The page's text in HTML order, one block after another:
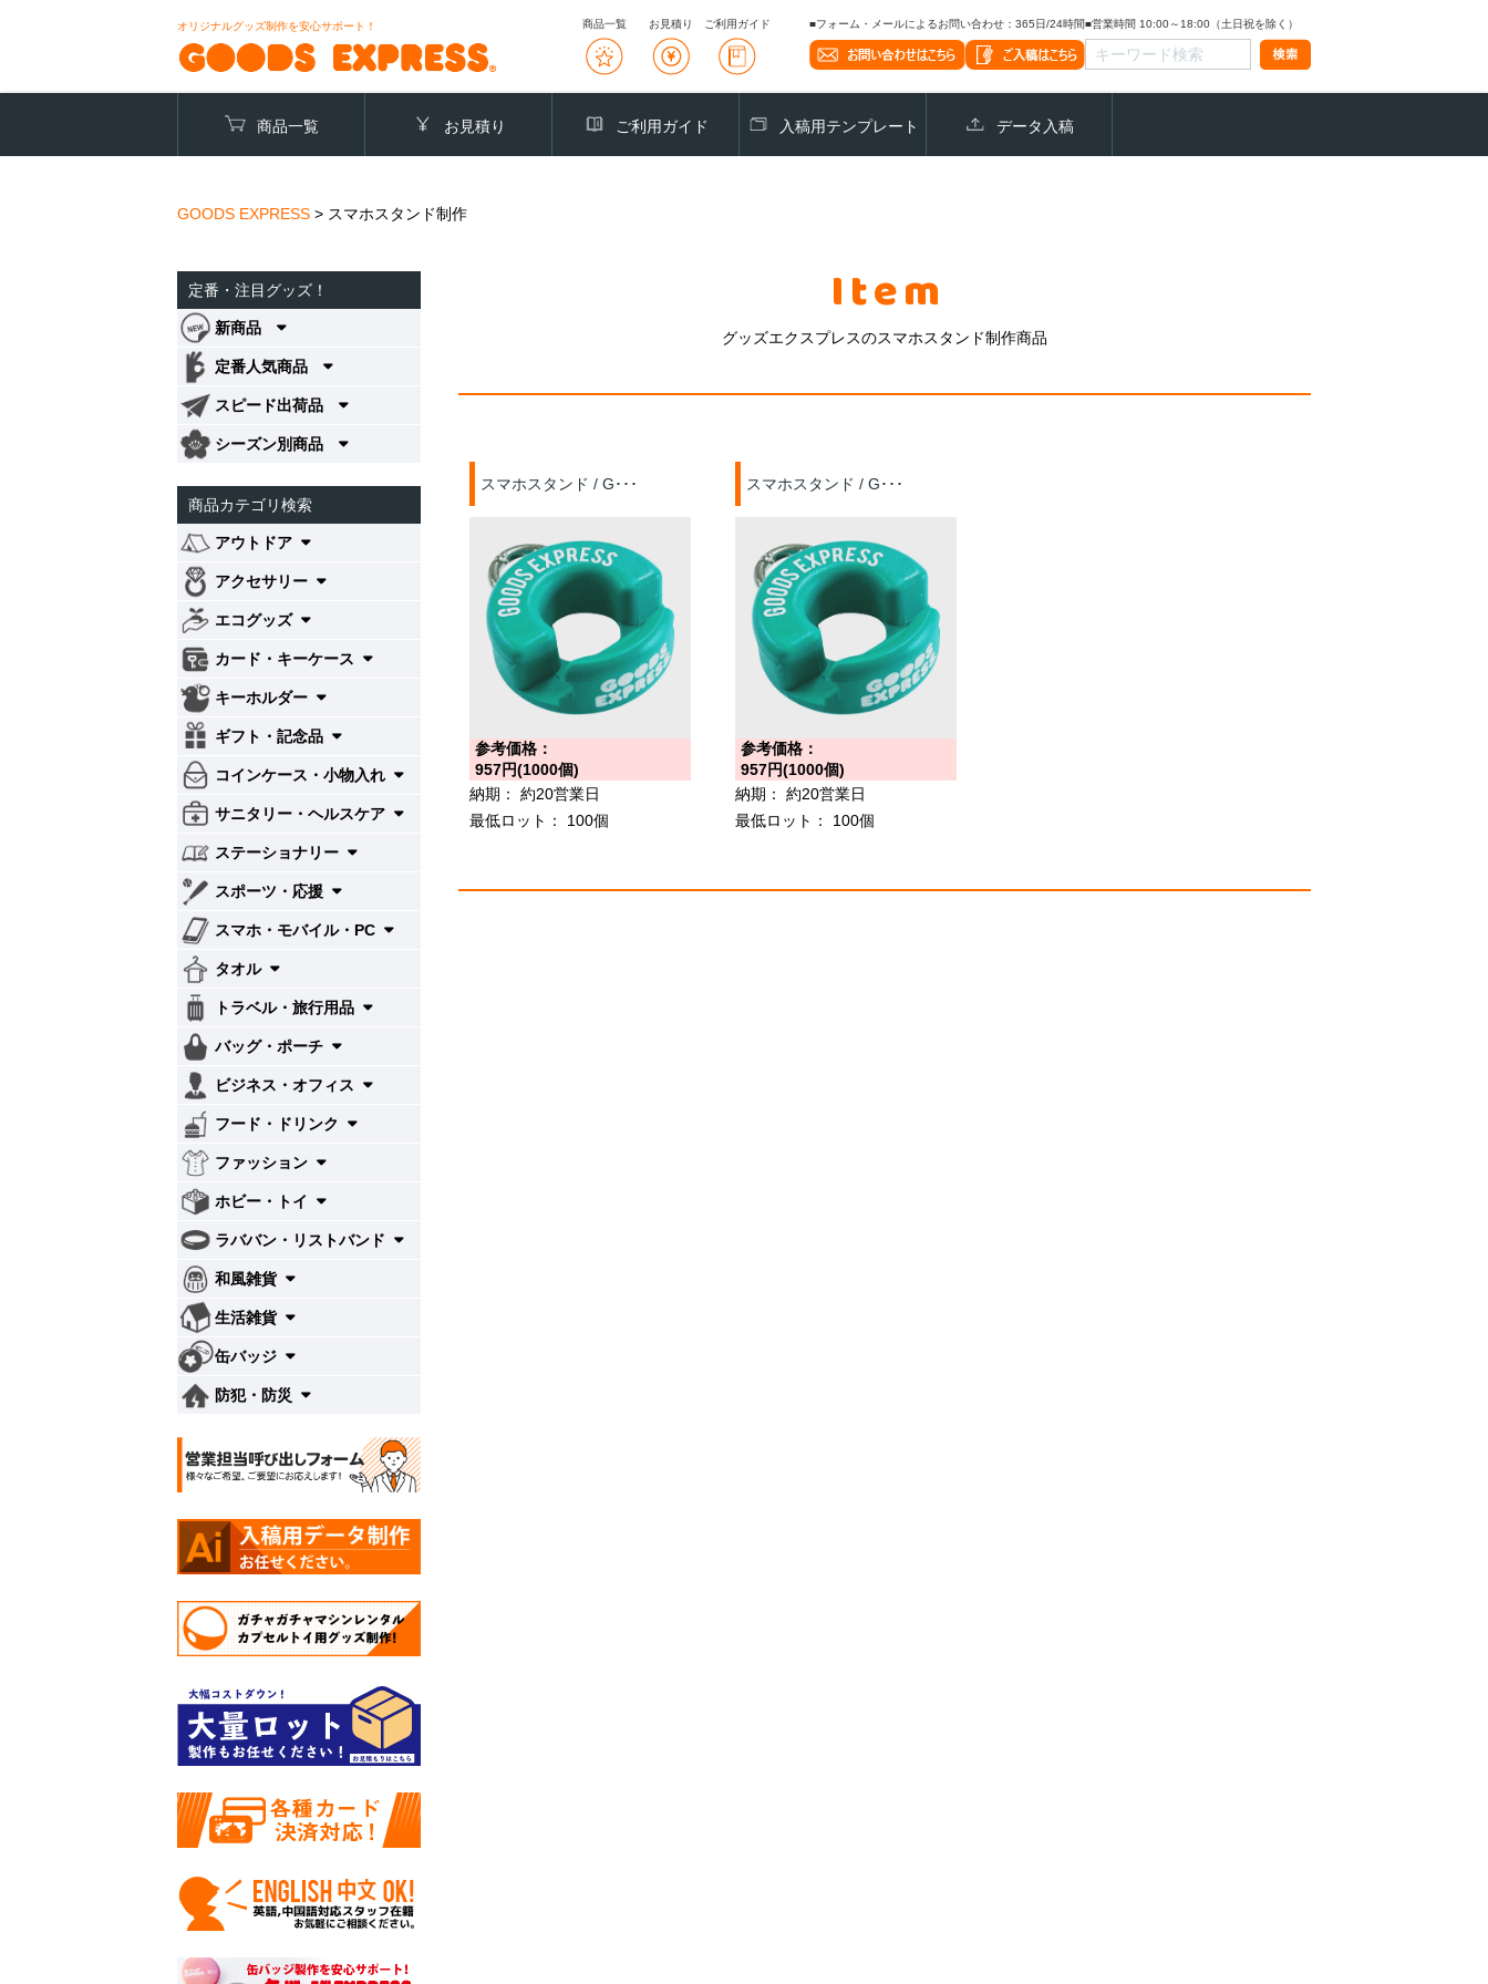
オリジナルグッズ制作を安心サポート！ 商品一覧 お見積り ご利用ガイド ■フォーム・メールによるお問い合わせ：365日/24時間■営業時間 10:00～18:00（土日祝を除く）
商品一覧 お見積り ご利用ガイド 入稿用テンプレート データ入稿
GOODS EXPRESS > スマホスタンド制作
Item
グッズエクスプレスのスマホスタンド制作商品
スマホスタンド / G･･･
参考価格：
957円(1000個)
納期：
約20営業日
最低ロット：
100個
スマホスタンド / G･･･
参考価格：
957円(1000個)
納期：
約20営業日
最低ロット：
100個
定番・注目グッズ！
新商品
定番人気商品
スピード出荷品
シーズン別商品
商品カテゴリ検索
アウトドア
アクセサリー
エコグッズ
カード・キーケース
キーホルダー
ギフト・記念品
コインケース・小物入れ
サニタリー・ヘルスケア
ステーショナリー
スポーツ・応援
スマホ・モバイル・PC
タオル
トラベル・旅行用品
バッグ・ポーチ
ビジネス・オフィス
フード・ドリンク
ファッション
ホビー・トイ
ラババン・リストバンド
和風雑貨
生活雑貨
缶バッジ
防犯・防災